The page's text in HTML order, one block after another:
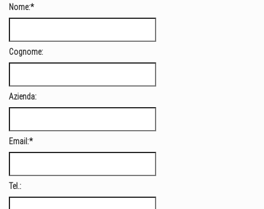
Nome:*
Cognome:
Azienda:
Email:*
Tel.: